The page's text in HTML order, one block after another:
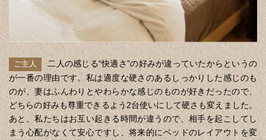
ご主人
二人の感じる“快適さ”の好みが違っていたからというの
が一番の理由です。私は適度な硬さのあるしっかりした感じのも
のが、妻はふんわりとやわらかな感じのものが好きだったので、
どちらの好みも尊重できるよう2台使いにして硬さも変えました。
あと、私たちはお互い起きる時間が違うので、相手を起こしてし
まう心配がなくて安心ですし、将来的にベッドのレイアウトを変